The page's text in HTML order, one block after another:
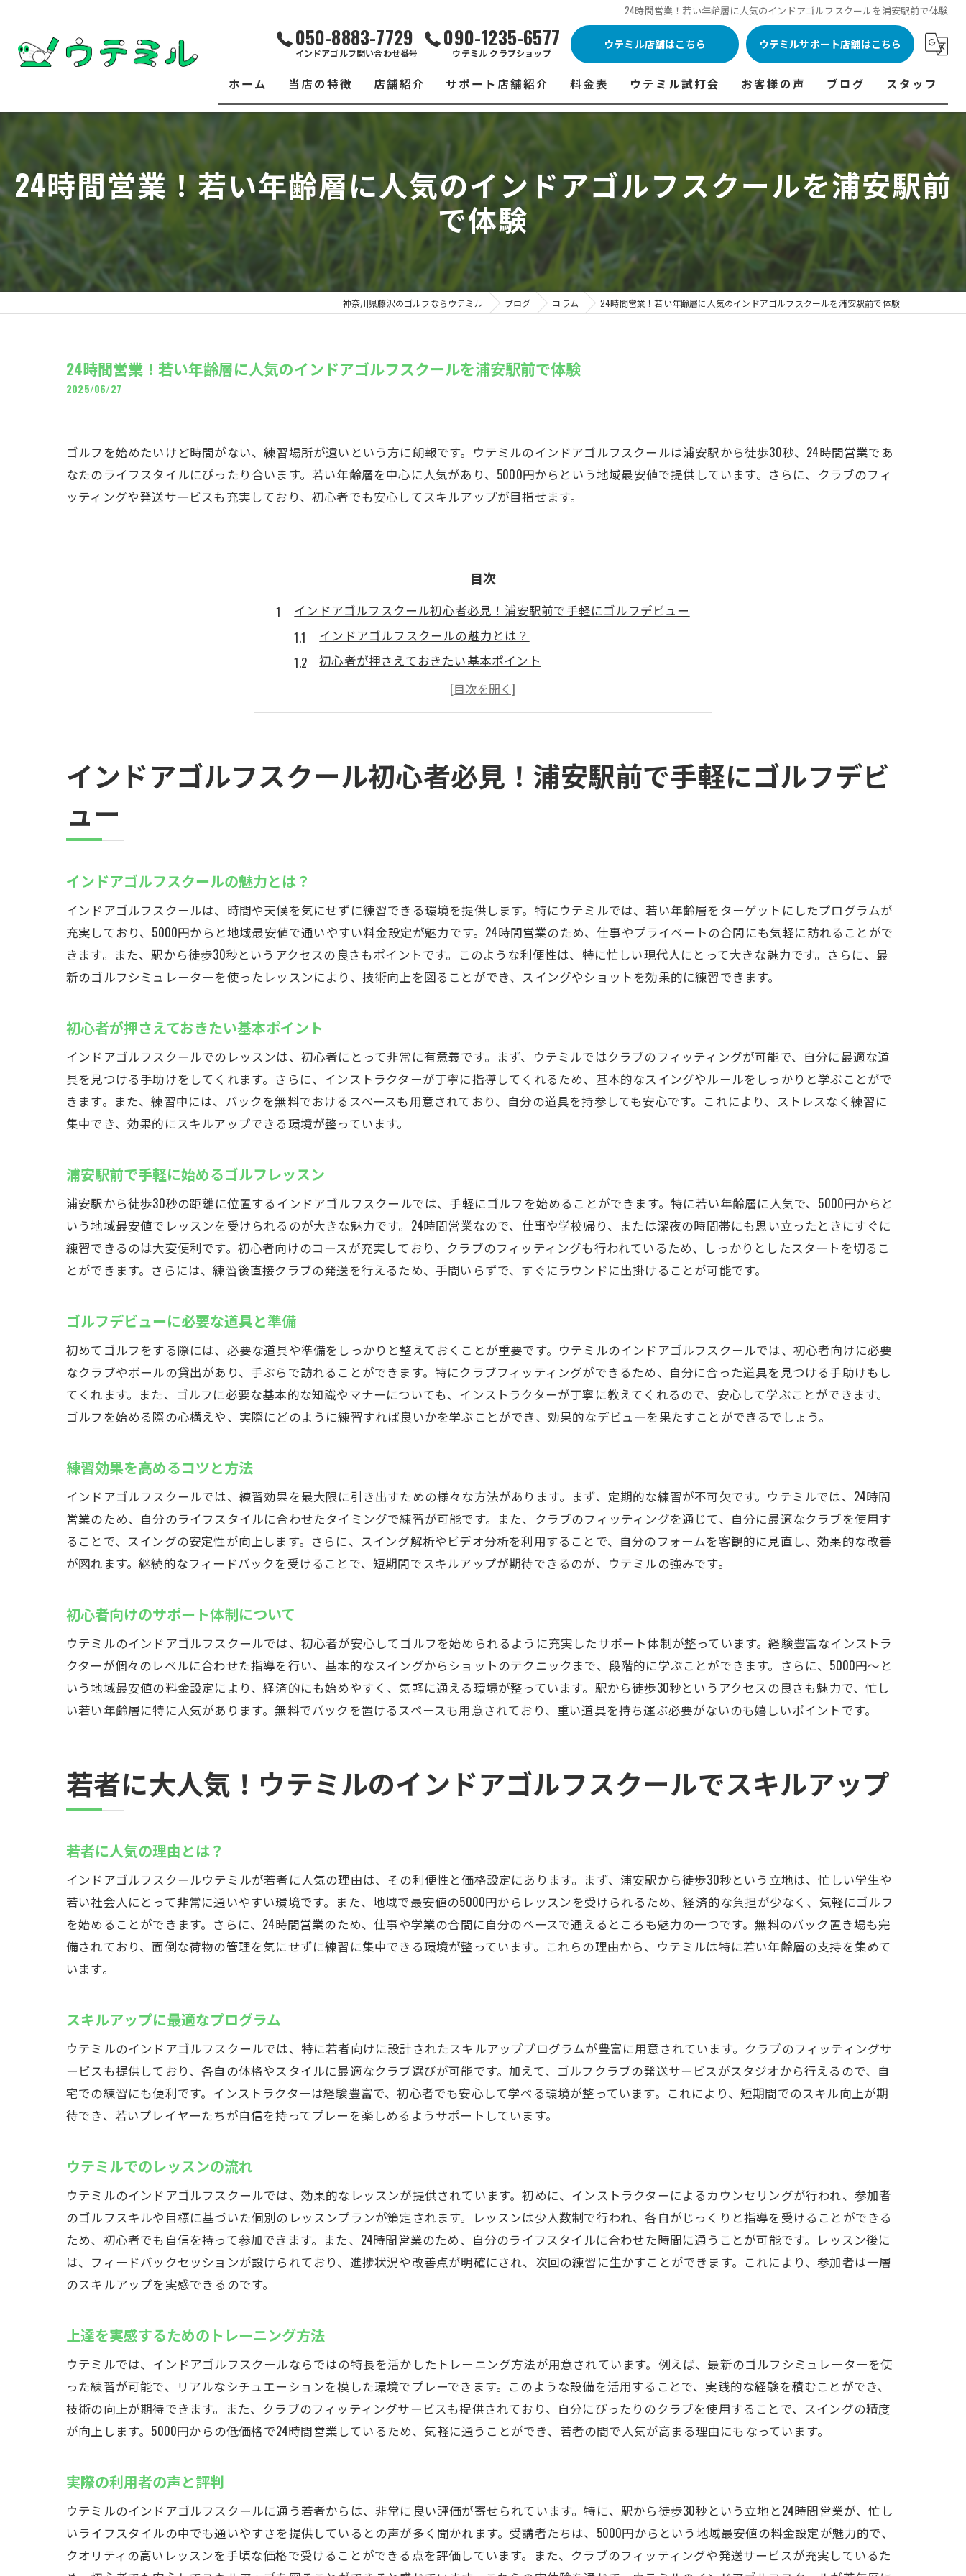
24時間営業！若い年齢層に人気のインドアゴルフスクールを浦安駅前で体験
050-8883-7729
インドアゴルフ問い合わせ番号
090-1235-6577
ウテミル クラブショップ
ウテミル店舗はこちら ウテミルサポート店舗はこちら
ホーム 当店の特徴
練習場
フィッティング
クラブショップ
店舗紹介
ウテミル 浦安駅前店
市原インドアゴルフ
ウテミルスクール高崎店
サポート店舗紹介
シミュレーションゴルフ Caddy
スズヨンゴルフクラブ(SUZU4-GOLFCLUB)
料金表
浦安駅前店 料金表
市原インドアゴルフ 料金表
ウテミルスクール高崎店 料金表
サポート店舗 料金表
シミュレーションゴルフ Caddy 料金表
ウテミル試打会
ウテミル試打会とは・・・
ウテミル試打会日程
フィッテイング・試打会 商品ラインナップ一覧
よくある質問
試打会開催受付
お客様の声
フィッテイング・試打会参加者の声
ブログ スタッフ
代表あいさつ
24時間営業！若い年齢層に人気のインドアゴルフスクールを浦安駅前
で体験
神奈川県藤沢のゴルフならウテミル ブログ コラム 24時間営業！若い年齢層に人気のインドアゴルフスクールを浦安駅前で体験
24時間営業！若い年齢層に人気のインドアゴルフスクールを浦安駅前で体験
2025/06/27
ゴルフを始めたいけど時間がない、練習場所が遠いという方に朗報です。ウテミルのインドアゴルフスクールは浦安駅から徒歩30秒、24時間営業であ
なたのライフスタイルにぴったり合います。若い年齢層を中心に人気があり、5000円からという地域最安値で提供しています。さらに、クラブのフィ
ッティングや発送サービスも充実しており、初心者でも安心してスキルアップが目指せます。
目次
インドアゴルフスクール初心者必見！浦安駅前で手軽にゴルフデビュー
インドアゴルフスクールの魅力とは？
初心者が押さえておきたい基本ポイント
浦安駅前で手軽に始めるゴルフレッスン
ゴルフデビューに必要な道具と準備
初心者向けのサポート体制について
若者に大人気！ウテミルのインドアゴルフスクールでスキルアップ
実際の利用者の声と評判
年齢層に合った柔軟なレッスンプラン
地域最安値！24時間営業のインドアゴルフスクールが浦安駅前に登場
地域最安値の理由を探る
スケジュールに合わせた利用法
ゴルフ練習と仕事の両立方法
通いやすさを支える施設の取り組み
駅から徒歩30秒の立地がもたらす利便性
荷物を気にせず通える安心感
通いやすさがもたらす練習の効率化
浦安駅徒歩30秒！インドアゴルフスクールで手軽に始めるゴルフ
駅近で手軽にゴルフを始める魅力
忙しい人にぴったりのアクセスの良さ
初回レッスンで体験できること
ゴルフクラブのフィッティングも可能！初心者に優しいウテミル
初めてのフィッティングで知る自分の適正
最適なクラブ選びのポイント
ウテミルでのフィッティング体験談
プロのアドバイスを受けるメリット
ゴルフクラブ発送サービス充実！ウテミルのインドアゴルフスクール
発送サービスの流れと利用方法
忙しい人に嬉しい発送サービスの活用法
利用者の声から見る発送サービスの評価
年齢層に合わせたレッスンプラン
同年代と交流できるイベント情報
若者におすすめの練習法
インドアゴルフスクール初心者必見！浦安駅前で手軽にゴルフデビ
ュー
インドアゴルフスクールの魅力とは？
インドアゴルフスクールは、時間や天候を気にせずに練習できる環境を提供します。特にウテミルでは、若い年齢層をターゲットにしたプログラムが
充実しており、5000円からと地域最安値で通いやすい料金設定が魅力です。24時間営業のため、仕事やプライベートの合間にも気軽に訪れることがで
きます。また、駅から徒歩30秒というアクセスの良さもポイントです。このような利便性は、特に忙しい現代人にとって大きな魅力です。さらに、最
新のゴルフシミュレーターを使ったレッスンにより、技術向上を図ることができ、スイングやショットを効果的に練習できます。
初心者が押さえておきたい基本ポイント
インドアゴルフスクールでのレッスンは、初心者にとって非常に有意義です。まず、ウテミルではクラブのフィッティングが可能で、自分に最適な道
具を見つける手助けをしてくれます。さらに、インストラクターが丁寧に指導してくれるため、基本的なスイングやルールをしっかりと学ぶことがで
きます。また、練習中には、バックを無料でおけるスペースも用意されており、自分の道具を持参しても安心です。これにより、ストレスなく練習に
集中でき、効果的にスキルアップできる環境が整っています。
浦安駅前で手軽に始めるゴルフレッスン
浦安駅から徒歩30秒の距離に位置するインドアゴルフスクールでは、手軽にゴルフを始めることができます。特に若い年齢層に人気で、5000円からと
いう地域最安値でレッスンを受けられるのが大きな魅力です。24時間営業なので、仕事や学校帰り、または深夜の時間帯にも思い立ったときにすぐに
練習できるのは大変便利です。初心者向けのコースが充実しており、クラブのフィッティングも行われているため、しっかりとしたスタートを切るこ
とができます。さらには、練習後直接クラブの発送を行えるため、手間いらずで、すぐにラウンドに出掛けることが可能です。
ゴルフデビューに必要な道具と準備
初めてゴルフをする際には、必要な道具や準備をしっかりと整えておくことが重要です。ウテミルのインドアゴルフスクールでは、初心者向けに必要
なクラブやボールの貸出があり、手ぶらで訪れることができます。特にクラブフィッティングができるため、自分に合った道具を見つける手助けもし
てくれます。また、ゴルフに必要な基本的な知識やマナーについても、インストラクターが丁寧に教えてくれるので、安心して学ぶことができます。
ゴルフを始める際の心構えや、実際にどのように練習すれば良いかを学ぶことができ、効果的なデビューを果たすことができるでしょう。
練習効果を高めるコツと方法
インドアゴルフスクールでは、練習効果を最大限に引き出すための様々な方法があります。まず、定期的な練習が不可欠です。ウテミルでは、24時間
営業のため、自分のライフスタイルに合わせたタイミングで練習が可能です。また、クラブのフィッティングを通じて、自分に最適なクラブを使用す
ることで、スイングの安定性が向上します。さらに、スイング解析やビデオ分析を利用することで、自分のフォームを客観的に見直し、効果的な改善
が図れます。継続的なフィードバックを受けることで、短期間でスキルアップが期待できるのが、ウテミルの強みです。
初心者向けのサポート体制について
ウテミルのインドアゴルフスクールでは、初心者が安心してゴルフを始められるように充実したサポート体制が整っています。経験豊富なインストラ
クターが個々のレベルに合わせた指導を行い、基本的なスイングからショットのテクニックまで、段階的に学ぶことができます。さらに、5000円〜と
いう地域最安値の料金設定により、経済的にも始めやすく、気軽に通える環境が整っています。駅から徒歩30秒というアクセスの良さも魅力で、忙し
い若い年齢層に特に人気があります。無料でバックを置けるスペースも用意されており、重い道具を持ち運ぶ必要がないのも嬉しいポイントです。
若者に大人気！ウテミルのインドアゴルフスクールでスキルアップ
若者に人気の理由とは？
インドアゴルフスクールウテミルが若者に人気の理由は、その利便性と価格設定にあります。まず、浦安駅から徒歩30秒という立地は、忙しい学生や
若い社会人にとって非常に通いやすい環境です。また、地域で最安値の5000円からレッスンを受けられるため、経済的な負担が少なく、気軽にゴルフ
を始めることができます。さらに、24時間営業のため、仕事や学業の合間に自分のペースで通えるところも魅力の一つです。無料のバック置き場も完
備されており、面倒な荷物の管理を気にせずに練習に集中できる環境が整っています。これらの理由から、ウテミルは特に若い年齢層の支持を集めて
います。
スキルアップに最適なプログラム
ウテミルのインドアゴルフスクールでは、特に若者向けに設計されたスキルアッププログラムが豊富に用意されています。クラブのフィッティングサ
ービスも提供しており、各自の体格やスタイルに最適なクラブ選びが可能です。加えて、ゴルフクラブの発送サービスがスタジオから行えるので、自
宅での練習にも便利です。インストラクターは経験豊富で、初心者でも安心して学べる環境が整っています。これにより、短期間でのスキル向上が期
待でき、若いプレイヤーたちが自信を持ってプレーを楽しめるようサポートしています。
ウテミルでのレッスンの流れ
ウテミルのインドアゴルフスクールでは、効果的なレッスンが提供されています。初めに、インストラクターによるカウンセリングが行われ、参加者
のゴルフスキルや目標に基づいた個別のレッスンプランが策定されます。レッスンは少人数制で行われ、各自がじっくりと指導を受けることができる
ため、初心者でも自信を持って参加できます。また、24時間営業のため、自分のライフスタイルに合わせた時間に通うことが可能です。レッスン後に
は、フィードバックセッションが設けられており、進捗状況や改善点が明確にされ、次回の練習に生かすことができます。これにより、参加者は一層
のスキルアップを実感できるのです。
上達を実感するためのトレーニング方法
ウテミルでは、インドアゴルフスクールならではの特長を活かしたトレーニング方法が用意されています。例えば、最新のゴルフシミュレーターを使
った練習が可能で、リアルなシチュエーションを模した環境でプレーできます。このような設備を活用することで、実践的な経験を積むことができ、
技術の向上が期待できます。また、クラブのフィッティングサービスも提供されており、自分にぴったりのクラブを使用することで、スイングの精度
が向上します。5000円からの低価格で24時間営業しているため、気軽に通うことができ、若者の間で人気が高まる理由にもなっています。
実際の利用者の声と評判
ウテミルのインドアゴルフスクールに通う若者からは、非常に良い評価が寄せられています。特に、駅から徒歩30秒という立地と24時間営業が、忙し
いライフスタイルの中でも通いやすさを提供しているとの声が多く聞かれます。受講者たちは、5000円からという地域最安値の料金設定が魅力的で、
クオリティの高いレッスンを手頃な価格で受けることができる点を評価しています。また、クラブのフィッティングや発送サービスが充実しているた